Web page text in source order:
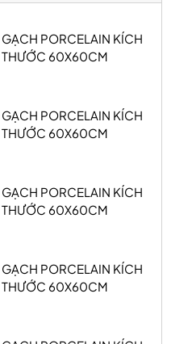
GẠCH PORCELAIN KÍCH
THƯỚC 60X60CM
GẠCH PORCELAIN KÍCH
THƯỚC 60X60CM
GẠCH PORCELAIN KÍCH
THƯỚC 60X60CM
GẠCH PORCELAIN KÍCH
THƯỚC 60X60CM